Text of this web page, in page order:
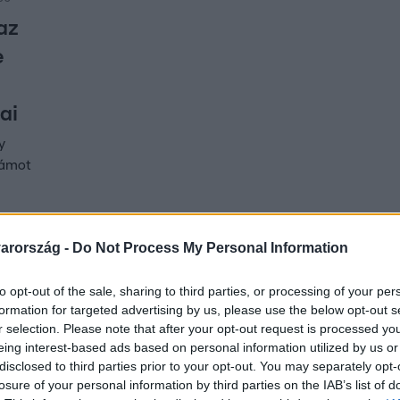
- Do Not Process My Personal Information
opt-out of the sale, sharing to third parties, or processing of your
for targeted advertising by us, please use the below opt-out
selection. Please note that after your opt-out request is processed
interest-based ads based on personal information utilized by us
to third parties prior to your opt-out. You may separately
of your personal information by third parties on the IAB’s list of
kihagyom, úgyse fogják kihúzni”
egy salgótarjáni férfi, pont most
folytatott ultipartija, és ennek az lett a vége, hogy